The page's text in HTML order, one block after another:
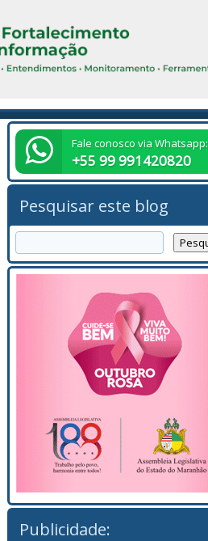
Fale conosco via Whatsapp:
+55 99 991420820
Pesquisar este blog
Publicidade: